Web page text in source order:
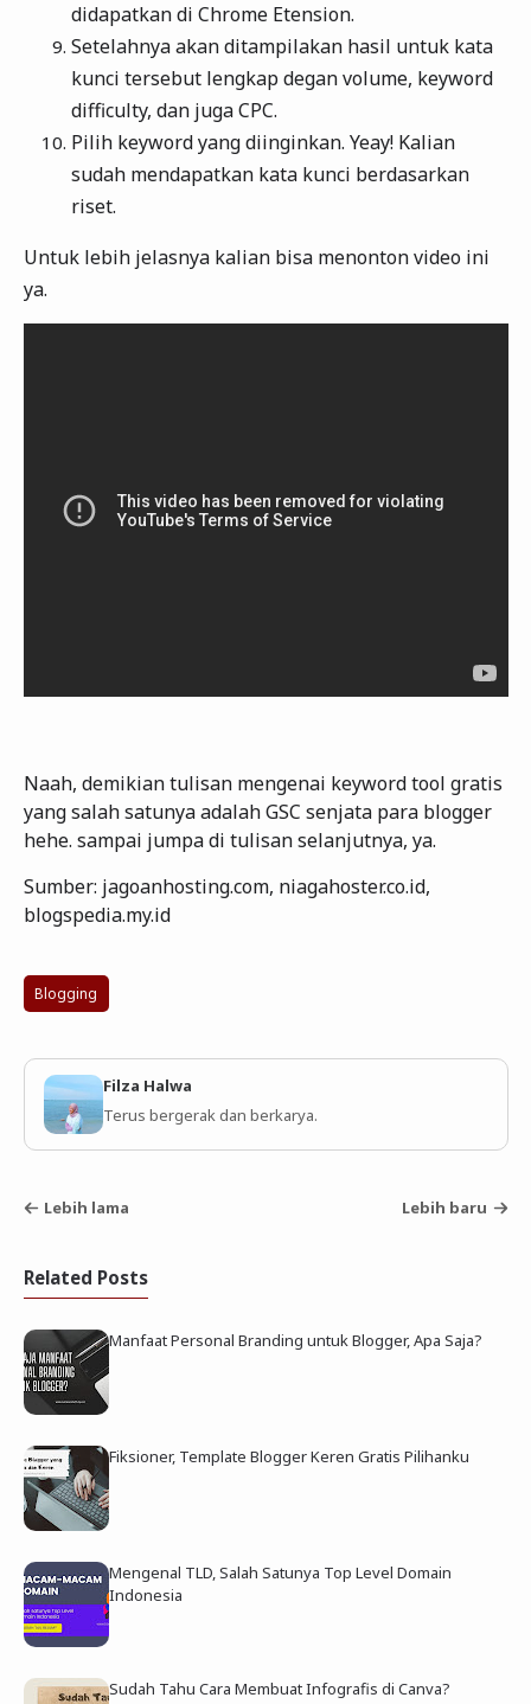
didapatkan di Chrome Etension.
Setelahnya akan ditampilakan hasil untuk kata
kunci tersebut lengkap degan volume, keyword
difficulty, dan juga CPC.
Pilih keyword yang diinginkan. Yeay! Kalian
sudah mendapatkan kata kunci berdasarkan
riset.
Untuk lebih jelasnya kalian bisa menonton video ini
ya.
Naah, demikian tulisan mengenai keyword tool gratis
yang salah satunya adalah GSC senjata para blogger
hehe. sampai jumpa di tulisan selanjutnya, ya.
Sumber: jagoanhosting.com, niagahoster.co.id,
blogspedia.my.id
Blogging
Filza Halwa
Terus bergerak dan berkarya.
Lebih lama Lebih baru
Related Posts
Manfaat Personal Branding untuk Blogger, Apa Saja?
Fiksioner, Template Blogger Keren Gratis Pilihanku
Mengenal TLD, Salah Satunya Top Level Domain
Indonesia
Sudah Tahu Cara Membuat Infografis di Canva?